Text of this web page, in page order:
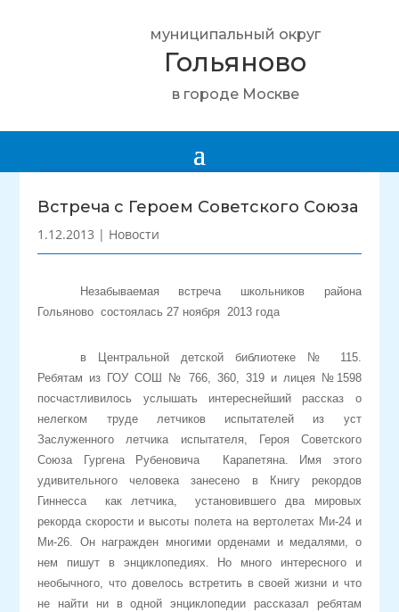
муниципальный округ
Гольяново
в городе Москве
Встреча с Героем Советского Союза
1.12.2013 | Новости
Незабываемая встреча школьников района
Гольяново состоялась 27 ноября 2013 года
в Центральной детской библиотеке № 115.
Ребятам из ГОУ СОШ № 766, 360, 319 и лицея №1598
посчастливилось услышать интереснейший рассказ о
нелегком труде летчиков испытателей из уст
Заслуженного летчика испытателя, Героя Советского
Союза Гургена Рубеновича Карапетяна. Имя этого
удивительного человека занесено в Книгу рекордов
Гиннесса как летчика, установившего два мировых
рекорда скорости и высоты полета на вертолетах Ми-24 и
Ми-26. Он награжден многими орденами и медалями, о
нем пишут в энциклопедиях. Но много интересного и
необычного, что довелось встретить в своей жизни и что
не найти ни в одной энциклопедии рассказал ребятам